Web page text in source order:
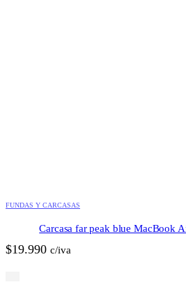
FUNDAS Y CARCASAS
Carcasa far peak blue MacBook
$19.990 c/iva